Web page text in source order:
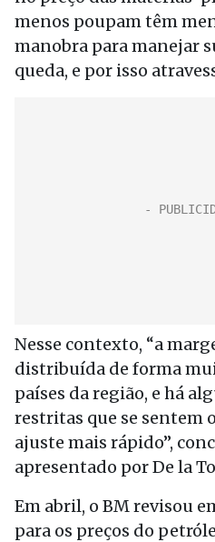
menos poupam têm
manobra para manejar
queda, e por isso
Nesse contexto, “a
distribuída de forma
países da região, e há
restritas que se sentem
ajuste mais rápido”,
apresentado por De la
Em abril, o BM revisou
para os preços do